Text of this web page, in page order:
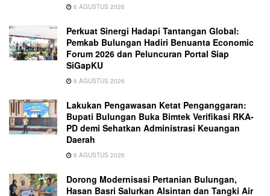
6 AGUSTUS 2026
Perkuat Sinergi Hadapi Tantangan Global:
Pemkab Bulungan Hadiri Benuanta Economic
Forum 2026 dan Peluncuran Portal Siap
SiGapKU
6 AGUSTUS 2026
Lakukan Pengawasan Ketat Penganggaran:
Bupati Bulungan Buka Bimtek Verifikasi RKA-
PD demi Sehatkan Administrasi Keuangan
Daerah
6 AGUSTUS 2026
Dorong Modernisasi Pertanian Bulungan,
Hasan Basri Salurkan Alsintan dan Tangki Air